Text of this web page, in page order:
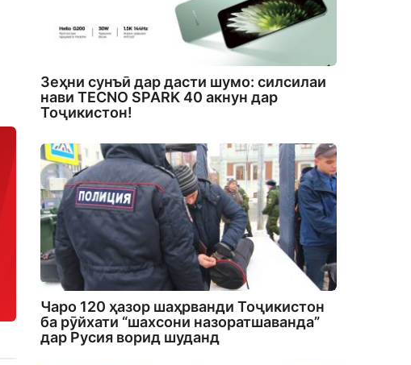
Зеҳни сунъӣ дар дасти шумо: силсилаи
нави TECNO SPARK 40 акнун дар
Тоҷикистон!
Чаро 120 ҳазор шаҳрванди Тоҷикистон
ба рӯйхати “шахсони назоратшаванда”
дар Русия ворид шуданд